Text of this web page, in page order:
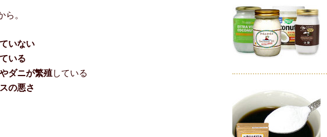
。
いない
いる
ダニが繁殖している
の悪さ